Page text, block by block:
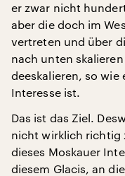
er zwar nicht
aber die doch im
vertreten und über
nach unten
deeskalieren, so wie
Interesse ist.
Das ist das Ziel.
nicht wirklich richtig
dieses Moskauer
diesem Glacis, an